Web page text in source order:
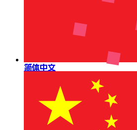
简体中文